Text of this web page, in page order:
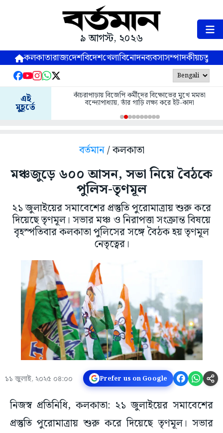
৯ আগস্ট, ২০২৬
কলকাতারাজ্যদেশবিদেশখেলাবিনোদনব্যবসাসম্পাদকীয়
এই
মুহূর্তে
কাঁচরাপাড়ায় বিজেপি কর্মীদের বিক্ষোভের মুখে মমতা
বন্দ্যোপাধ্যায়, তাঁর গাড়ি লক্ষ্য করে ইট-কাদা
বর্তমান/ কলকাতা
মঞ্চজুড়ে ৬০০ আসন, সভা নিয়ে বৈঠকে
পুলিস-তৃণমূল
২১ জুলাইয়ের সমাবেশের প্রস্তুতি পুরোমাত্রায় শুরু করে
দিয়েছে তৃণমূল। সভার মঞ্চ ও নিরাপত্তা সংক্রান্ত বিষয়ে
বৃহস্পতিবার কলকাতা পুলিসের সঙ্গে বৈঠক হয় তৃণমূল
নেতৃত্বের।
১১ জুলাই, ২০২৫ ০৪:০০ Prefer us on Google
নিজস্ব প্রতিনিধি, কলকাতা: ২১ জুলাইয়ের সমাবেশের
প্রস্তুতি পুরোমাত্রায় শুরু করে দিয়েছে তৃণমূল। সভার